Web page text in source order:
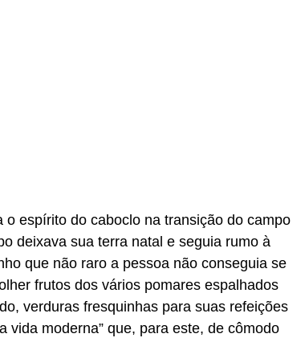
espírito do caboclo na transição do campo
deixava sua terra natal e seguia rumo à
que não raro a pessoa não conseguia se
frutos dos vários pomares espalhados
verduras fresquinhas para suas refeições
vida moderna” que, para este, de cômodo